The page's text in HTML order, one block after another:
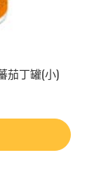
茄丁罐(小)